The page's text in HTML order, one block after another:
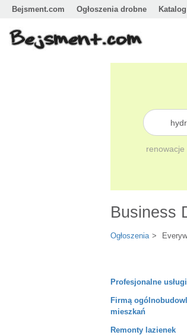
Bejsment.com Ogłoszenia drobne
renowacje
Business
Ogłoszenia
Profesjonalne
Firmą
mieszkań
Remonty lazienek